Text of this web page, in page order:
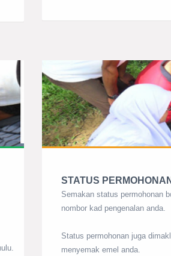
STATUS PERMOHONAN
Semakan status permohonan
nombor kad pengenalan anda.
Status permohonan juga
menyemak emel anda.